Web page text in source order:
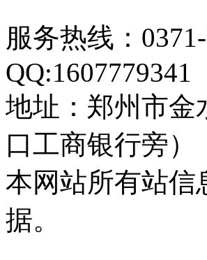
服务热线：
QQ:1607779341
地址：郑州市金
口工商银行旁）
本网站所有站信
据。